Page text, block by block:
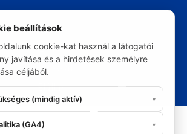
Fizetés
Szállítás
Kapcsolat
Elállás
Minden jog fenntartva 2020
beállítások
cookie-kat használ a látogatói
javítása és a hirdetések személyre
céljából.
(mindig aktív) ▾
(GA4) ▾